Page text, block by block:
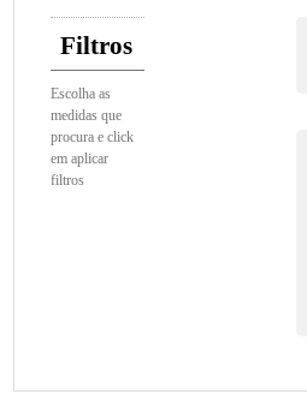
Filtros
Escolha as
medidas que
procura e click
em aplicar
filtros